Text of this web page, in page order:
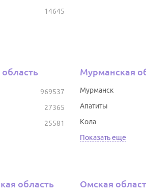
14645
969537
27365
25581
Мурманская
Мурманск
Апатиты
Кола
Показать еще
область Омская